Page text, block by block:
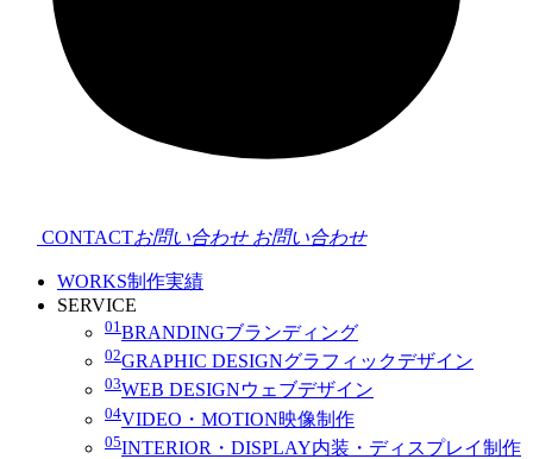
CONTACTお問い合わせ お問い合わせ
WORKS制作実績
SERVICE
01 BRANDINGブランディング
02GRAPHIC DESIGNグラフィックデザイン
03WEB DESIGNウェブデザイン
04VIDEO・MOTION映像制作
05INTERIOR・DISPLAY内装・ディスプレイ制作